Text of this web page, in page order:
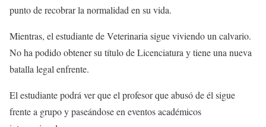
punto de recobrar la normalidad en su vida.
Mientras, el estudiante de Veterinaria sigue viviendo un calvario.
No ha podido obtener su título de Licenciatura y tiene una nueva
batalla legal enfrente.
El estudiante podrá ver que el profesor que abusó de él sigue
frente a grupo y paseándose en eventos académicos